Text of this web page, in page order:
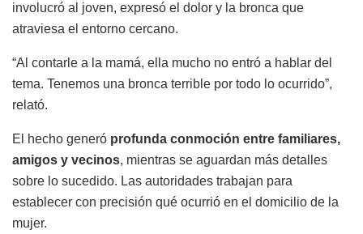
involucró al joven, expresó el dolor y la bronca que
atraviesa el entorno cercano.
“Al contarle a la mamá, ella mucho no entró a hablar del
tema. Tenemos una bronca terrible por todo lo ocurrido”,
relató.
El hecho generó profunda conmoción entre familiares,
amigos y vecinos, mientras se aguardan más detalles
sobre lo sucedido. Las autoridades trabajan para
establecer con precisión qué ocurrió en el domicilio de la
mujer.